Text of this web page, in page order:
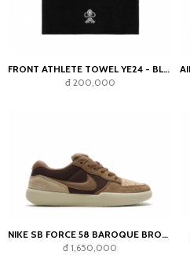
FRONT ATHLETE TOWEL YE24 - BLACK
đ 200,000
NIKE SB FORCE 58 BAROQUE BROWN PARACHUTE BEIGE DESERT KHAKI MOSSWOOD BROWN
đ 1,650,000